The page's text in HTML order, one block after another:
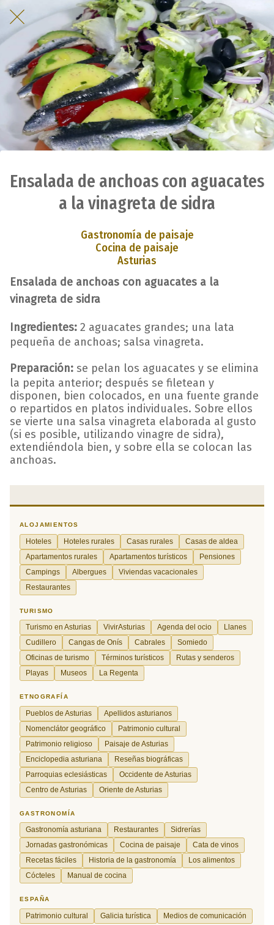
Ensalada de anchoas con aguacates
a la vinagreta de sidra
Gastronomía de paisaje
Cocina de paisaje
Asturias
Ensalada de anchoas con aguacates a la
vinagreta de sidra
Ingredientes: 2 aguacates grandes; una lata
pequeña de anchoas; salsa vinagreta.
Preparación: se pelan los aguacates y se elimina
la pepita anterior; después se filetean y
disponen, bien colocados, en una fuente grande
o repartidos en platos individuales. Sobre ellos
se vierte una salsa vinagreta elaborada al gusto
(si es posible, utilizando vinagre de sidra),
extendiéndola bien, y sobre ella se colocan las
anchoas.